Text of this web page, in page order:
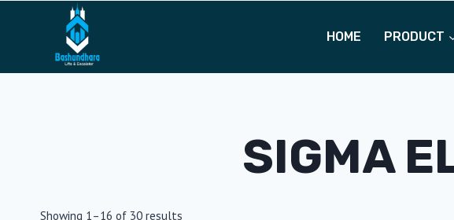
HOME PRODUCT
SIGMA
Showing 1–16 of 30 results